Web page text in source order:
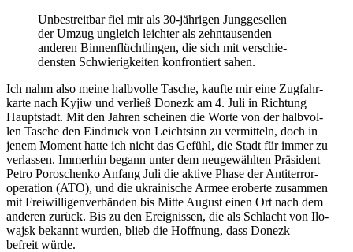
Unbe­streit­bar fiel mir als 30-jäh­ri­gen Jung­ge­sel­len
der Umzug ungleich leich­ter als zehn­tau­sen­den
anderen Bin­nen­flücht­lin­gen, die sich mit ver­schie­
dens­ten Schwie­rig­kei­ten kon­fron­tiert sahen.
Ich nahm also meine halb­volle Tasche, kaufte mir eine Zug­fahr­
karte nach Kyjiw und verließ Donezk am 4. Juli in Rich­tung
Haupt­stadt. Mit den Jahren schei­nen die Worte von der halb­vol­
len Tasche den Ein­druck von Leicht­sinn zu ver­mit­teln, doch in
jenem Moment hatte ich nicht das Gefühl, die Stadt für immer zu
ver­las­sen. Immer­hin begann unter dem neu­ge­wähl­ten Prä­si­dent
Petro Poro­schenko Anfang Juli die aktive Phase der Anti­ter­ror­
ope­ra­tion (ATO), und die ukrai­ni­sche Armee eroberte zusam­men
mit Frei­wil­li­gen­ver­bän­den bis Mitte August einen Ort nach dem
anderen zurück. Bis zu den Ereig­nis­sen, die als Schlacht von Ilo­
wa­jsk bekannt wurden, blieb die Hoff­nung, dass Donezk
befreit würde.